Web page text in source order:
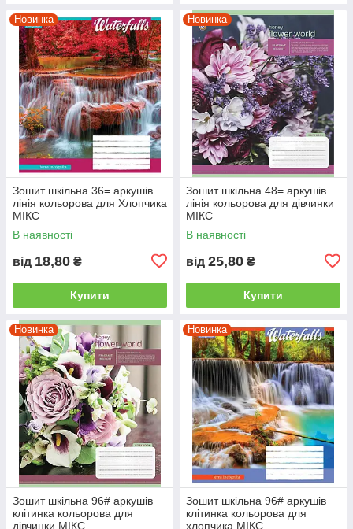
Новинка
Зошит шкільна 36= аркушів
лінія кольорова для Хлопчика
МІКС
В наявності
від 18,80 ₴
Купити
Новинка
Зошит шкільна 48= аркушів
лінія кольорова для дівчинки
МІКС
В наявності
від 25,80 ₴
Купити
Новинка
Зошит шкільна 96# аркушів
клітинка кольорова для
дівчинки МІКС
Новинка
Зошит шкільна 96# аркушів
клітинка кольорова для
хлопчика МІКС